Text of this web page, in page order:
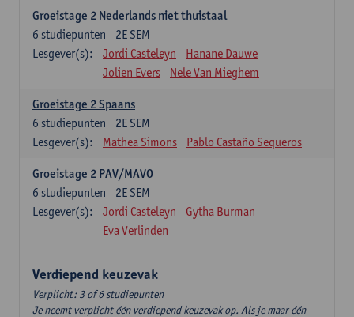
Groeistage 2 Nederlands niet thuistaal
2E SEM
6 studiepunten
Lesgever(s):
Jordi Casteleyn
Hanane Dauwe
Jolien Evers
Nele Van Mieghem
Groeistage 2 Spaans
2E SEM
6 studiepunten
Lesgever(s):
Mathea Simons Pablo Castaño Sequeros
Groeistage 2 PAV/MAVO
2E SEM
6 studiepunten
Lesgever(s):
Jordi Casteleyn
Gytha Burman
Eva Verlinden
Verdiepend keuzevak
Verplicht: 3 of 6 studiepunten
Je neemt verplicht één verdiepend keuzevak op. Als je maar één